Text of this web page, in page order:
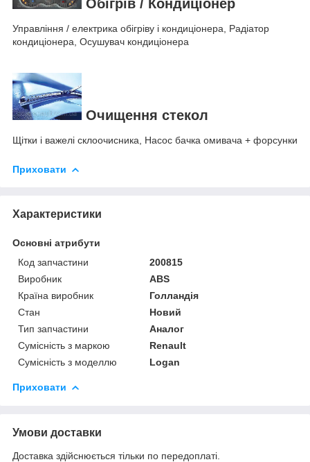
Обігрів / Кондиціонер
Управління / електрика обігріву і кондиціонера, Радіатор
кондиціонера, Осушувач кондиціонера
Очищення стекол
Щітки і важелі склоочисника, Насос бачка омивача + форсунки
Приховати
Характеристики
Основні атрибути
Код запчастини
200815
Виробник
ABS
Країна виробник
Голландія
Стан
Новий
Тип запчастини
Аналог
Сумісність з маркою
Renault
Сумісність з моделлю
Logan
Приховати
Умови доставки
Доставка здійснюється тільки по передоплаті.